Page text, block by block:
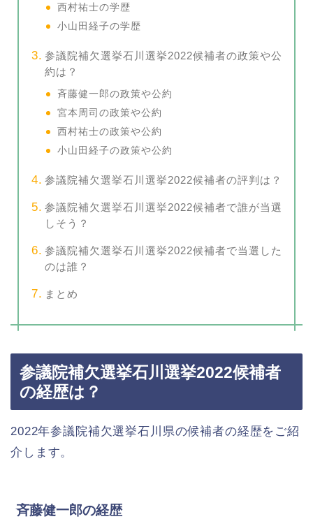
西村祐士の学歴
小山田経子の学歴
参議院補欠選挙石川選挙2022候補者の政策や公
約は？
斉藤健一郎の政策や公約
宮本周司の政策や公約
西村祐士の政策や公約
小山田経子の政策や公約
参議院補欠選挙石川選挙2022候補者の評判は？
参議院補欠選挙石川選挙2022候補者で誰が当選
しそう？
参議院補欠選挙石川選挙2022候補者で当選した
のは誰？
まとめ
参議院補欠選挙石川選挙2022候補者
の経歴は？
2022年参議院補欠選挙石川県の候補者の経歴をご紹
介します。
斉藤健一郎の経歴